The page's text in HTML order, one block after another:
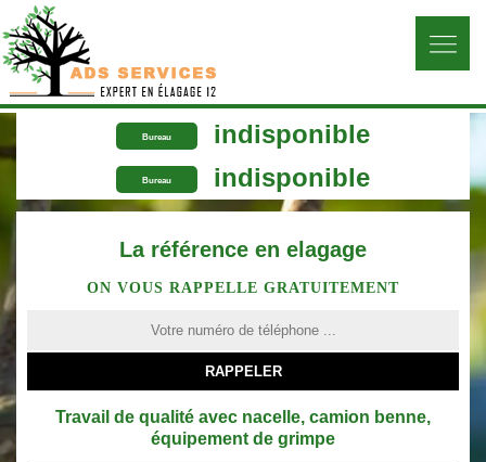
Bureau indisponible
Bureau indisponible
La référence en elagage
ON VOUS RAPPELLE GRATUITEMENT
Travail de qualité avec nacelle, camion benne,
équipement de grimpe